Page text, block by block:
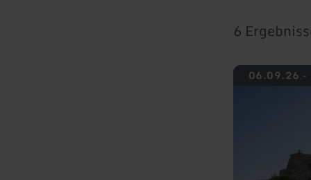
6
06.09.26
mehr
erfahren